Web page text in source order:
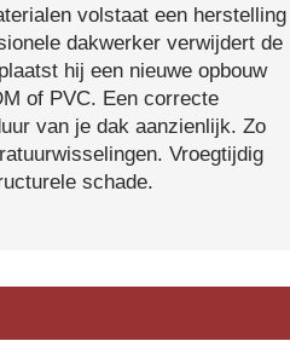
volstaat een herstelling
dakwerker verwijdert de
hij een nieuwe opbouw
of PVC. Een correcte
van je dak aanzienlijk. Zo
Vroegtijdig
schade.